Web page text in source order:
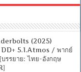
(2025)
DD+ 5.1.Atmos / พากย์
รรยาย: ไทย-อังกฤษ